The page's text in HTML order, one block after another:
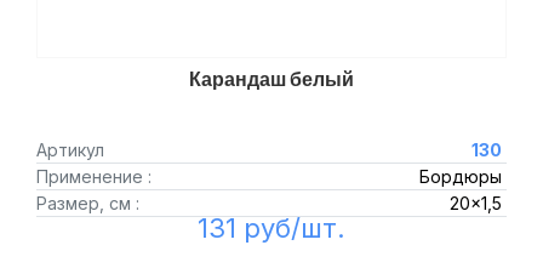
Карандаш белый
Артикул
130
Применение :
Бордюры
Размер, см :
20x1,5
131 руб/шт.